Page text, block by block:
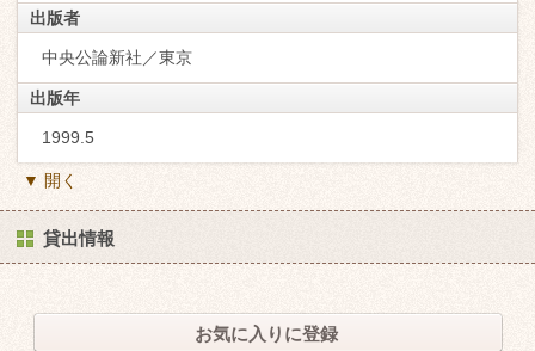
出版者
中央公論新社／東京
出版年
1999.5
▼ 開く
貸出情報
お気に入りに登録